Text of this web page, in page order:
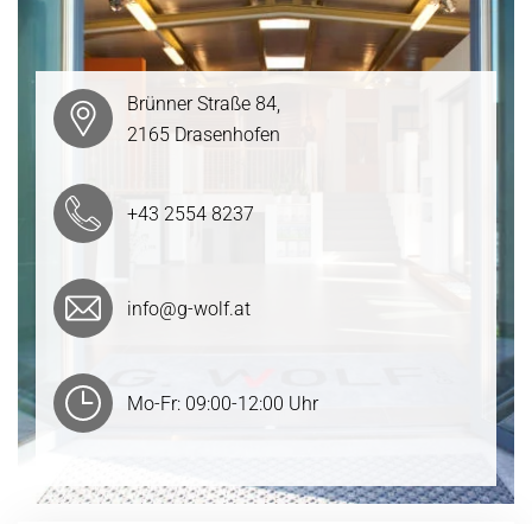
Brünner Straße 84,
2165 Drasenhofen
+43 2554 8237
info@g-wolf.at
Mo-Fr: 09:00-12:00 Uhr